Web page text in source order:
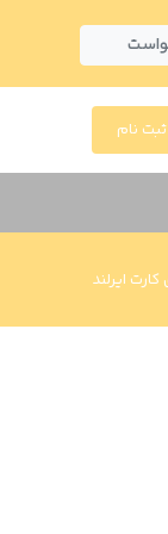
ثبت نام
ایرلند